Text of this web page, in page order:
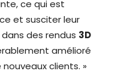
ce qui est
et susciter leur
des rendus 3D
amélioré
clients. »